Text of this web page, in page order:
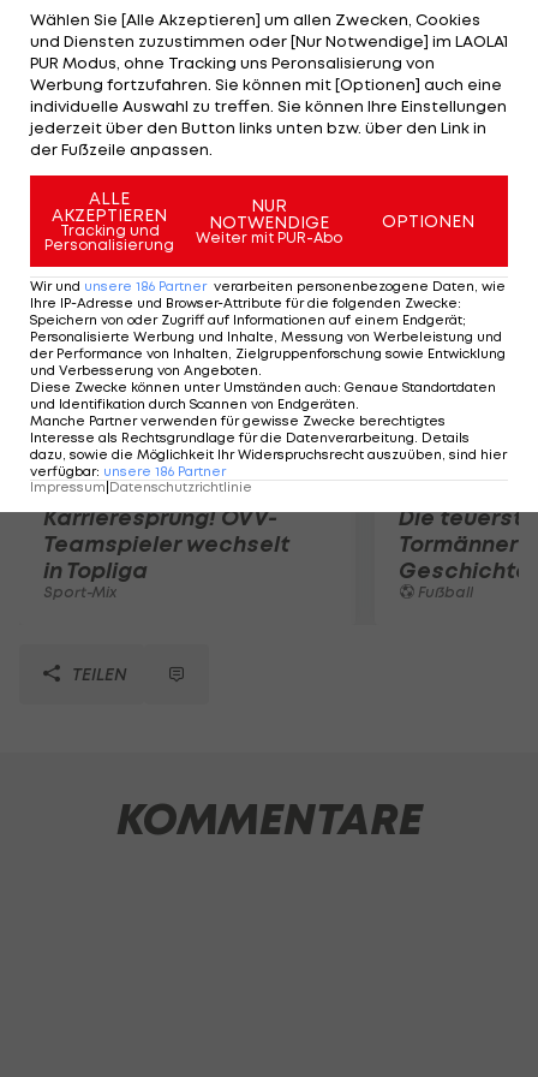
Bronze noch 18.000. In Deutschland schüttet das
Nationale Olympische Komitee (NOK) keine
Prämien aus. Dafür zahlt die Sporthilfe 15.000 Euro
für Gold. In der Schweiz zahlt das NOK über 33.000.
Am meisten bekommen mit 203.000 Euro die
Kasachen.
Mehr zum Thema
Karrieresprung! ÖVV-
Teamspieler wechselt
in Topliga
Sport-Mix
Die
Tormänner
Geschichte
Fußball
TEILEN
KOMMENTARE
Wählen Sie [Alle Akzeptieren] um allen Zwecken, Cookies
und Diensten zuzustimmen oder [Nur Notwendige] im LAOLA1
PUR Modus, ohne Tracking uns Peronsalisierung von
Werbung fortzufahren. Sie können mit [Optionen] auch eine
individuelle Auswahl zu treffen. Sie können Ihre Einstellungen
jederzeit über den Button links unten bzw. über den Link in
der Fußzeile anpassen.
ALLE
AKZEPTIEREN
Tracking und
Personalisierung
NUR
NOTWENDIGE
Weiter mit PUR-Abo
OPTIONEN
Wir und unsere 186 Partner verarbeiten personenbezogene Daten, wie
Ihre IP-Adresse und Browser-Attribute für die folgenden Zwecke:
Speichern von oder Zugriff auf Informationen auf einem Endgerät;
Personalisierte Werbung und Inhalte, Messung von Werbeleistung und
der Performance von Inhalten, Zielgruppenforschung sowie Entwicklung
und Verbesserung von Angeboten.
Diese Zwecke können unter Umständen auch: Genaue Standortdaten
und Identifikation durch Scannen von Endgeräten.
Manche Partner verwenden für gewisse Zwecke berechtigtes
Interesse als Rechtsgrundlage für die Datenverarbeitung. Details
dazu, sowie die Möglichkeit Ihr Widerspruchsrecht auszuüben, sind hier
verfügbar: unsere 186 Partner
Impressum Datenschutzrichtlinie